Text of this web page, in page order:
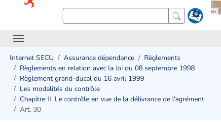
Internet SECU Assurance dépendance
Règlements
Règlements en relation avec la loi du 08 septembre 1998
Règlement grand-ducal du 16 avril 1999
Les modalités du contrôle
Chapitre II. Le contrôle en vue de la délivrance de l'agrément
Art. 30